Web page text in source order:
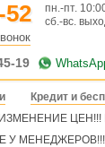
52
пн.-пт.
сб.-вс.
19
Кредит и
У